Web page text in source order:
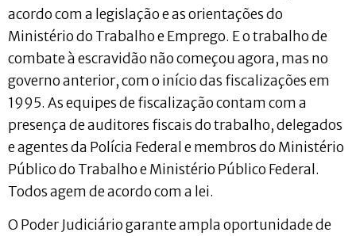
acordo com a legislação e as orientações do
Ministério do Trabalho e Emprego. E o trabalho de
combate à escravidão não começou agora, mas no
governo anterior, com o início das fiscalizações em
1995. As equipes de fiscalização contam com a
presença de auditores fiscais do trabalho, delegados
e agentes da Polícia Federal e membros do Ministério
Público do Trabalho e Ministério Público Federal.
Todos agem de acordo com a lei.
O Poder Judiciário garante ampla oportunidade de